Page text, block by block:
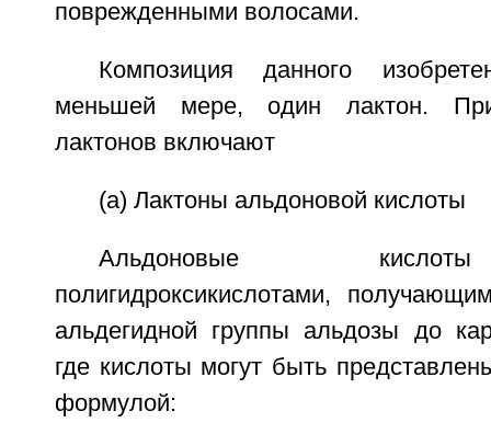
поврежденными волосами.
Композиция данного
меньшей мере, один лактон.
лактонов включают
(а) Лактоны альдоновой кислоты
Альдоновые
полигидроксикислотами,
альдегидной группы альдозы до
где кислоты могут быть
формулой: